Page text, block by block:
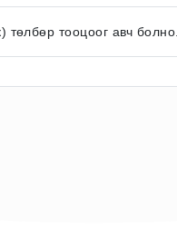
төлбөр тооцоог авч болно.